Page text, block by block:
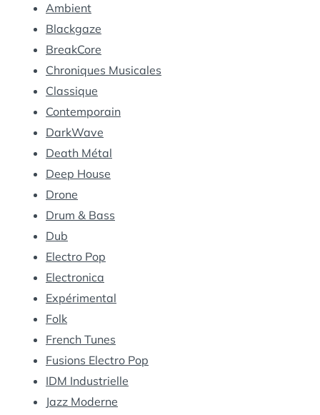
Ambient
Blackgaze
BreakCore
Chroniques Musicales
Classique
Contemporain
DarkWave
Death Métal
Deep House
Drone
Drum & Bass
Dub
Electro Pop
Electronica
Expérimental
Folk
French Tunes
Fusions Electro Pop
IDM Industrielle
Jazz Moderne